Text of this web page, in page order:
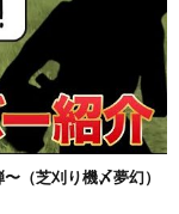
（芝刈り機〆夢幻）